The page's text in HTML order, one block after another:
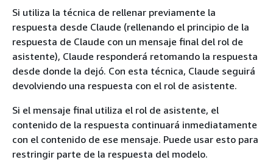
Si utiliza la técnica de rellenar previamente la
respuesta desde Claude (rellenando el principio de la
respuesta de Claude con un mensaje final del rol de
asistente), Claude responderá retomando la respuesta
desde donde la dejó. Con esta técnica, Claude seguirá
devolviendo una respuesta con el rol de asistente.
Si el mensaje final utiliza el rol de asistente, el
contenido de la respuesta continuará inmediatamente
con el contenido de ese mensaje. Puede usar esto para
restringir parte de la respuesta del modelo.